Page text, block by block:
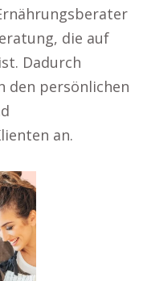
die auf
Dadurch
den persönlichen
an.